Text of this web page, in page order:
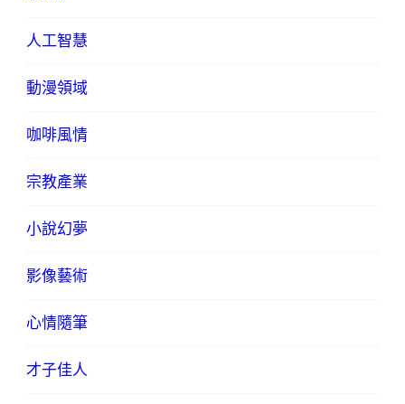
人工智慧
動漫領域
咖啡風情
宗教產業
小說幻夢
影像藝術
心情隨筆
才子佳人